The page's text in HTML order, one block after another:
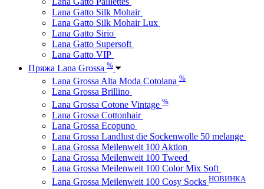
Lana Gatto Silk Mohair
Lana Gatto Silk Mohair Lux
Lana Gatto Sirio
Lana Gatto Supersoft
Lana Gatto VIP
Пряжа Lana Grossa %
Lana Grossa Alta Moda Cotolana %
Lana Grossa Brillino
Lana Grossa Cotone Vintage %
Lana Grossa Cottonhair
Lana Grossa Ecopuno
Lana Grossa Landlust die Sockenwolle 50 melange
Lana Grossa Meilenweit 100 Aktion
Lana Grossa Meilenweit 100 Tweed
Lana Grossa Meilenweit 100 Color Mix Soft
Lana Grossa Meilenweit 100 Cosy Socks НОВИНКА